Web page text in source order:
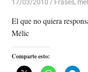
17/03/2010 Luis
Frases,
El que no quiera
Mélic
Comparte esto: